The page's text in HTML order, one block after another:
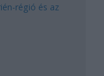
régió és az